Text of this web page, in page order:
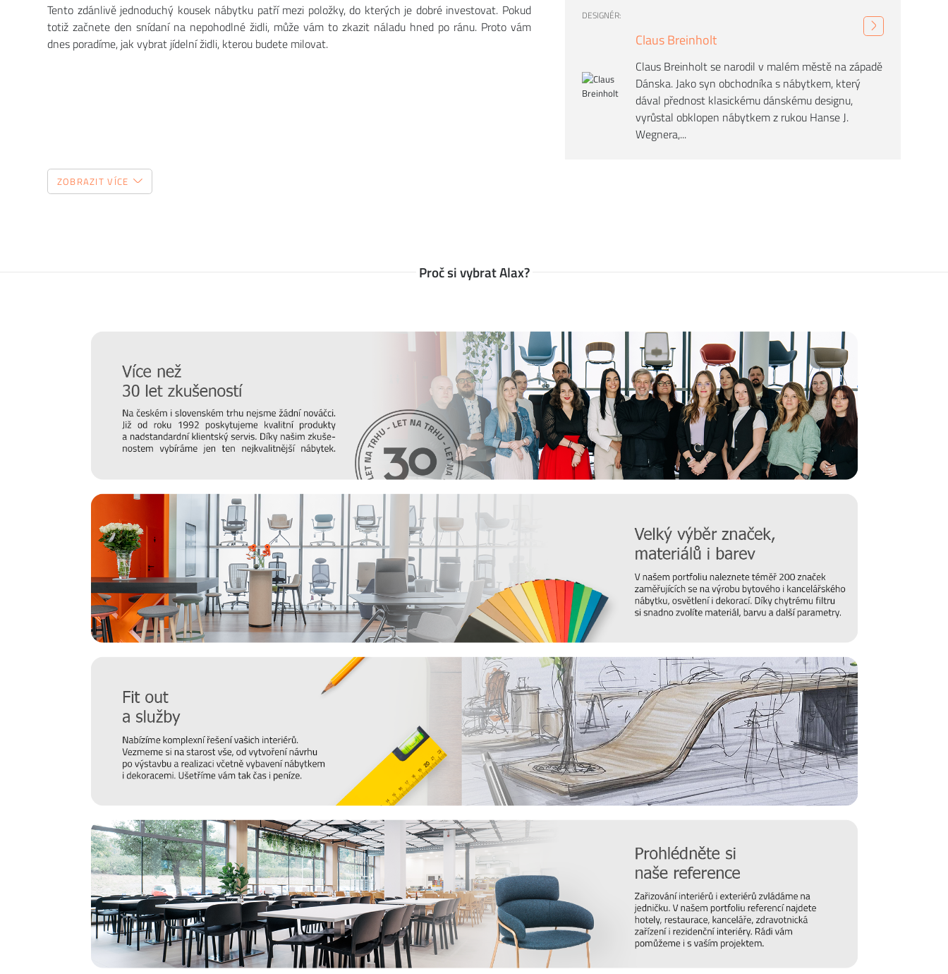
DESIGNÉR:
Claus Breinholt
Claus Breinholt se narodil v malém městě na západě
Dánska. Jako syn obchodníka s nábytkem, který
dával přednost klasickému dánskému designu,
vyrůstal obklopen nábytkem z rukou Hanse J.
Wegnera,...
Tento zdánlivě jednoduchý kousek nábytku patří mezi položky, do kterých je dobré investovat. Pokud
totiž začnete den snídaní na nepohodlné židli, může vám to zkazit náladu hned po ránu. Proto vám
dnes poradíme, jak vybrat jídelní židli, kterou budete milovat.
INFINITI - Značka plná barev
Hravost, originalita, retro a pestré barvy. Tato přední značka italského designu, specializující se zejména
na sedací prvky, vás nenechá na pochybách, že kreativita je tu na prvním místě. Přestože se společnost
INFINITI bohatě inspirujestylem 60. a 70. let, své produkty navrhuje vždy s ohledem napotřeby
. Toho si všímají restaurace, hotely, kavárny a bary po celém světě, kteří
sdílení designu. Již několik let proto se svou
kampaní Sit around the World cestuje po celém světě, kde prezentuje své židle a vše poctivě
dokumentuje na sociálních sítích. Cílem je mimo jiné vzbudit
energii a emoce
, klíčové hodnoty, bez
kterých si podle INFINITI nelze představit tvorbu, ale ani život. Pozvěte si trochu italské energie i do
vašeho interiéru!
Prodlužte životnost nábytku
Chtěli bychom, aby vám nábytek sloužit co nejdéle. Protože víme, že důležitou roli v jeho odolnosti
hraje správná údržba, připravili jsme pro vás několiktipů a doporučení
, jak se starat o různé typy
povrchu a čemu se naopak vyvarovat >>péče o nábytek
Nový časopis o designu
ZOBRAZIT VÍCE
Proč si vybrat Alax?